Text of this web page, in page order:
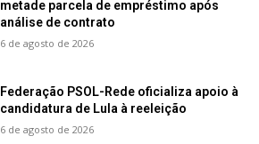
metade parcela de empréstimo após
análise de contrato
6 de agosto de 2026
Federação PSOL-Rede oficializa apoio à
candidatura de Lula à reeleição
6 de agosto de 2026